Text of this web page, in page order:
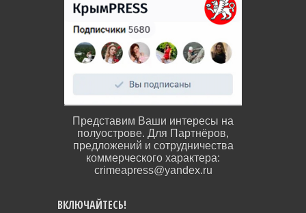
Представим Ваши интересы на
полуострове. Для Партнёров,
предложений и сотрудничества
коммерческого характера:
crimeapress@yandex.ru
ВКЛЮЧАЙТЕСЬ!